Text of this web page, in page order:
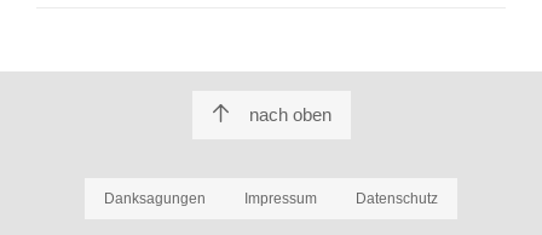
nach oben
Danksagungen Impressum Datenschutz